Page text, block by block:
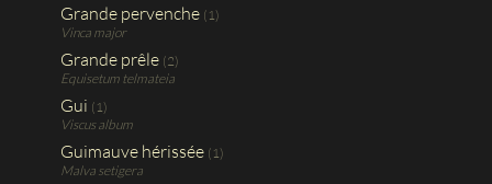
Grande pervenche (1)
Vinca major
Grande prêle (2)
Equisetum telmateia
Gui (1)
Viscus album
Guimauve hérissée (1)
Malva setigera